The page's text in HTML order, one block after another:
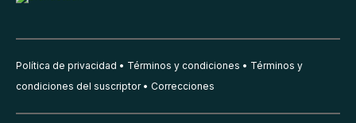
Política de privacidad Términos y condiciones
Términos y
condiciones del suscriptor
Correcciones